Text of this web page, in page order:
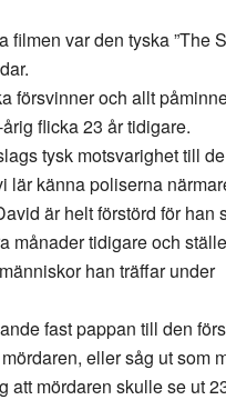
filmen var den tyska ”The
försvinner och allt
flicka 23 år tidigare.
tysk motsvarighet till
lär känna poliserna
är helt förstörd för han
månader tidigare och
han träffar under
fast pappan till den
eller såg ut som
att mördaren skulle se ut